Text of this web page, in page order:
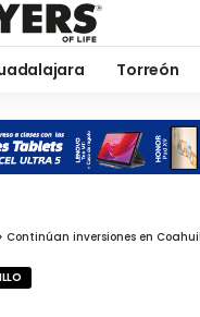
Torreón
Continúan inversiones en Coahuila 2024: Bulevar Los Pastores